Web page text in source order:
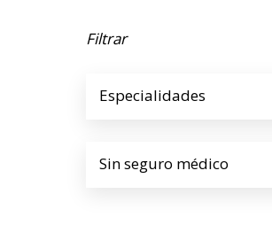
Filtrar
Especialidades
Sin seguro médico